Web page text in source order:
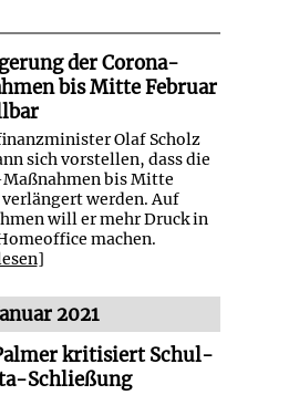
der Corona-
bis Mitte Februar
Olaf Scholz
sich vorstellen, dass die
bis Mitte
werden. Auf
will er mehr Druck in
machen.
]
2021
kritisiert Schul-
Schließung